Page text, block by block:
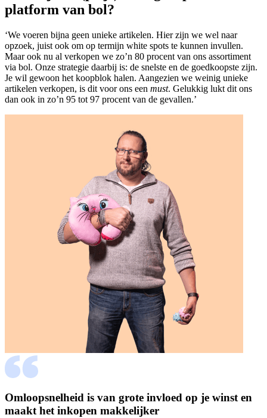
platform van bol?
‘We voeren bijna geen unieke artikelen. Hier zijn we wel naar
opzoek, juist ook om op termijn white spots te kunnen invullen.
Maar ook nu al verkopen we zo’n 80 procent van ons assortiment
via bol. Onze strategie daarbij is: de snelste en de goedkoopste zijn.
Je wil gewoon het koopblok halen. Aangezien we weinig unieke
artikelen verkopen, is dit voor ons een must. Gelukkig lukt dit ons
dan ook in zo’n 95 tot 97 procent van de gevallen.’
Omloopsnelheid is van grote invloed op je winst en
maakt het inkopen makkelijker